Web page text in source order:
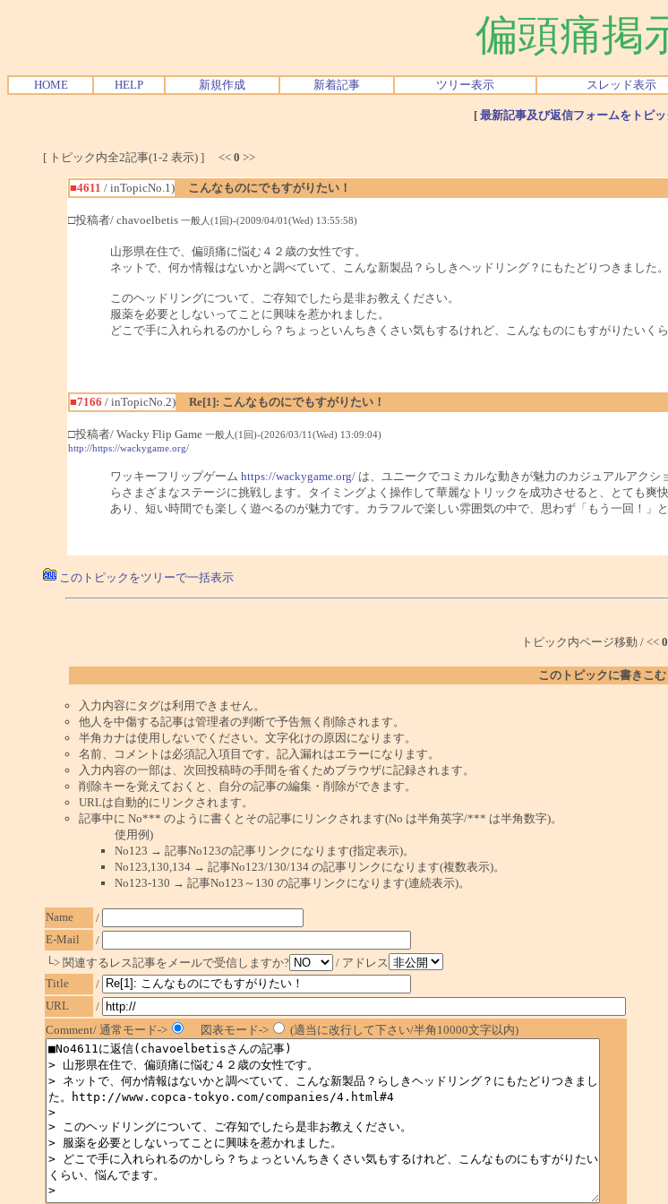
偏頭痛掲
HOME HELP 新規作成 新着記事 ツリー表示 スレッド表示
[ 最新記事及び返信フォームをトピ
[ トピック内全2記事(1-2 表示) ] << 0 >>
■4611 / inTopicNo.1)
こんなものにでもすがりたい！
□投稿者/ chavoelbetis 一般人(1回)-(2009/04/01(Wed) 13:55:58)
山形県在住で、偏頭痛に悩む４２歳の女性です。
ネットで、何か情報はないかと調べていて、こんな新製品？らしきヘッドリング？にもたどりつきました。
このヘッドリングについて、ご存知でしたら是非お教えください。
服薬を必要としないってことに興味を惹かれました。
どこで手に入れられるのかしら？ちょっといんちきくさい気もするけれど、こんなものにもすがりたいく
■7166 / inTopicNo.2)
Re[1]: こんなものにでもすがりたい！
□投稿者/ Wacky Flip Game 一般人(1回)-(2026/03/11(Wed) 13:09:04)
http://https://wackygame.org/
ワッキーフリップゲーム https://wackygame.org/は、ユニークでコミカルな動きが魅力のカジュアルアク
らさまざまなステージに挑戦します。タイミングよく操作して華麗なトリックを成功させると、とても
あり、短い時間でも楽しく遊べるのが魅力です。カラフルで楽しい雰囲気の中で、思わず「もう一回！」
このトピックをツリーで一括表示
トピック内ページ移動 / << 0
このトピックに書きこむ
入力内容にタグは利用できません。
他人を中傷する記事は管理者の判断で予告無く削除されます。
半角カナは使用しないでください。文字化けの原因になります。
名前、コメントは必須記入項目です。記入漏れはエラーになります。
入力内容の一部は、次回投稿時の手間を省くためブラウザに記録されます。
削除キーを覚えておくと、自分の記事の編集・削除ができます。
URLは自動的にリンクされます。
記事中に No*** のように書くとその記事にリンクされます(No は半角英字/*** は半角数字)。
使用例)
No123 → 記事No123の記事リンクになります(指定表示)。
No123,130,134 → 記事No123/130/134 の記事リンクになります(複数表示)。
No123-130 → 記事No123～130 の記事リンクになります(連続表示)。
Name
/
E-Mail
/
└> 関連するレス記事をメールで受信しますか?
/ アドレス
Title
/
URL
/
Comment/ 通常モード->
図表モード-> (適当に改行して下さい/半角10000文字以内)